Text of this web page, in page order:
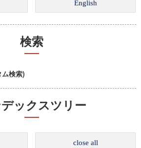
検索
検索)
ックスツリー
close all